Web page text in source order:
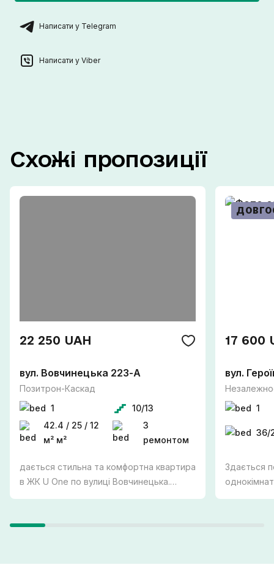
Написати у Telegram
Написати у Viber
Схожі пропозиції
22 250 UAH
вул. Вовчинецька 223-А
Позитрон-Каскад
1
10/13
42.4 / 25 / 12
м² м²
З
ремонтом
дається стильна та комфортна квартира
в ЖК U One по вулиці Вовчинецька.
поверсі сучасного будинку з ліфтом.
17 600
вул.
1
36/
Здається